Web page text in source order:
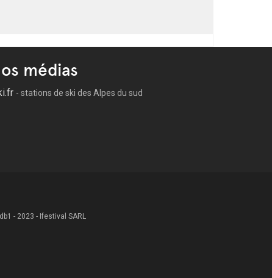
médias
- stations de ski des Alpes du sud
- 2023 - Ifestival SARL